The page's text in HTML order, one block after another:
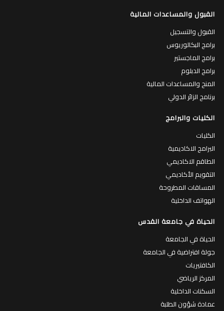
القبول والمساعدات المالية
القبول والتسجيل
برامج البكالوريوس
برامج الماجستير
برامج الدبلوم
المنح والمساعدات المالية
برنامج الزائر الدولي
الكليات والبرامج
الكليات
البرامج الاكاديمية
الطاقم الاكاديمي
التقويم الأكاديمي
المساقات المطروحة
الهواتف الداخلية
الحياة في جامعة القدس
الحياة في الجامعة
جولة افتراضية في الجامعة
الكافتيريات
المركز الرياضي
السكنات الداخلية
عمادة شؤون الطلبة